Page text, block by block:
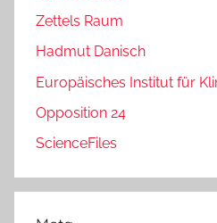
Zettels Raum
Hadmut Danisch
Europäisches Institut für
Opposition 24
ScienceFiles